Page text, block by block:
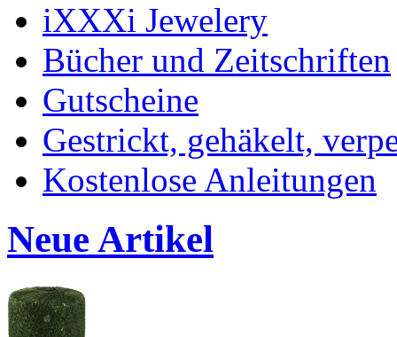
iXXXi Jewelery
Bücher und Zeitschriften
Gutscheine
Gestrickt, gehäkelt,
Kostenlose Anleitungen
Neue Artikel